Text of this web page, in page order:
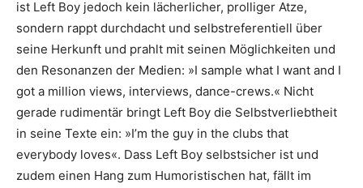
ist Left Boy jedoch kein lächerlicher, prolliger Atze,
sondern rappt durchdacht und selbstreferentiell über
seine Herkunft und prahlt mit seinen Möglichkeiten und
den Resonanzen der Medien: »I sample what I want and I
got a million views, interviews, dance-crews.« Nicht
gerade rudimentär bringt Left Boy die Selbstverliebtheit
in seine Texte ein: »I’m the guy in the clubs that
everybody loves«. Dass Left Boy selbstsicher ist und
zudem einen Hang zum Humoristischen hat, fällt im